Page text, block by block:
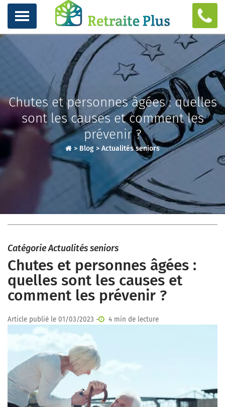
Chutes et personnes âgées : quelles
sont les causes et comment les
prévenir ?
> Blog > Actualités seniors
Catégorie Actualités seniors
Chutes et personnes âgées :
quelles sont les causes et
comment les prévenir ?
Article publié le 01/03/2023 - 4 min de lecture